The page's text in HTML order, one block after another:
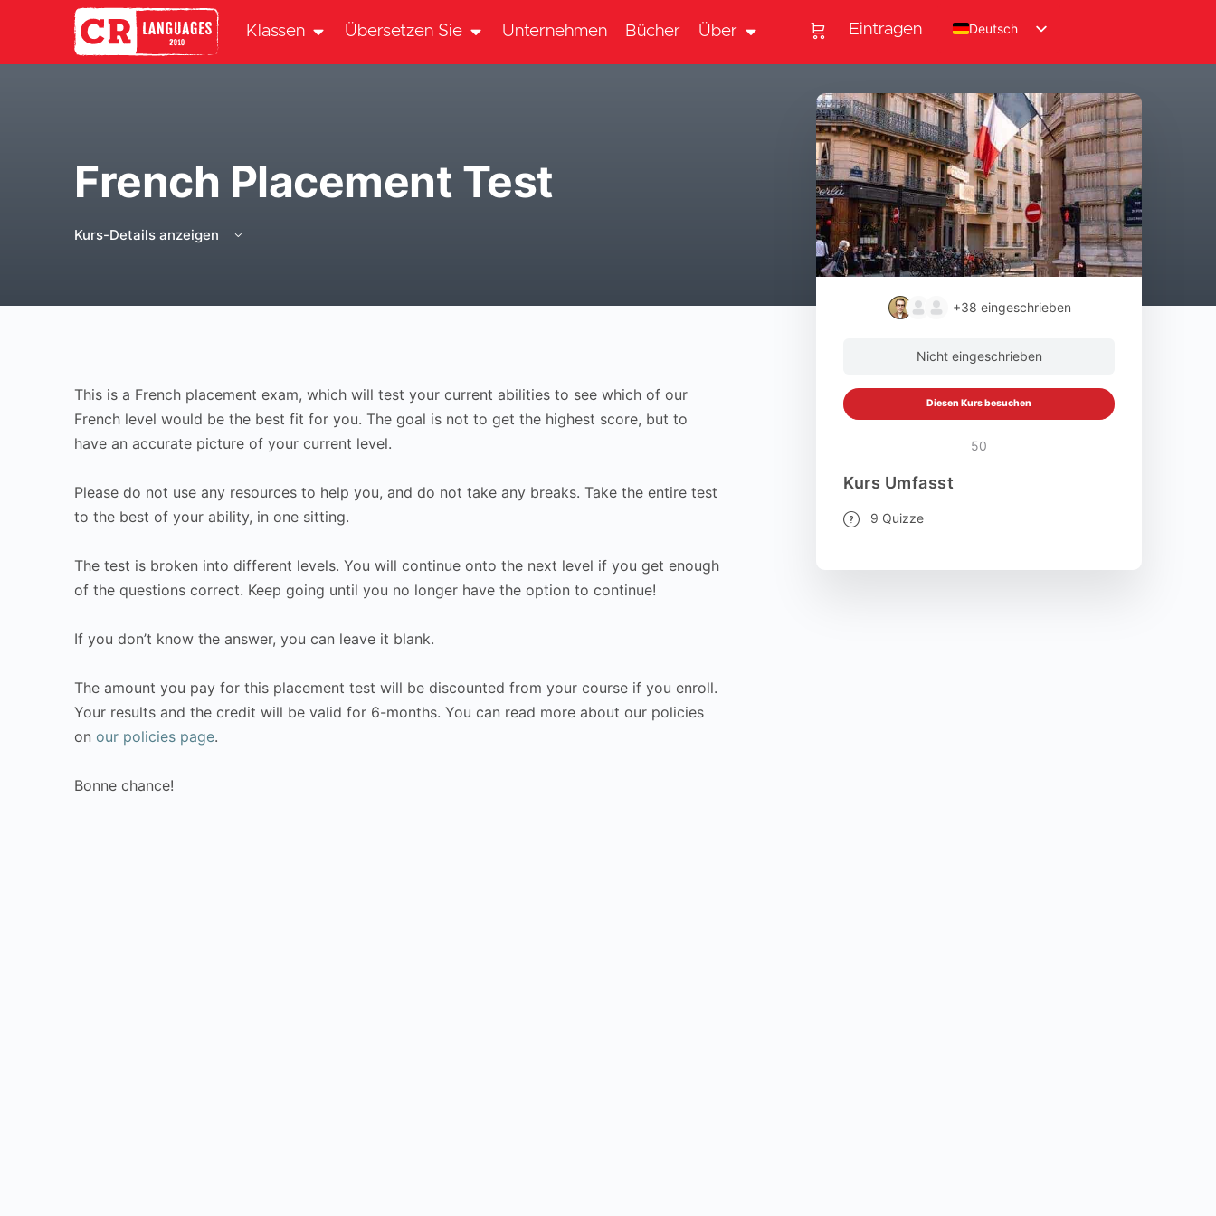
Klassen Übersetzen Sie Unternehmen Bücher Über Eintragen Deutsch
French Placement Test
Kurs-Details anzeigen
This is a French placement exam, which will test your current abilities to see which of our
French level would be the best fit for you. The goal is not to get the highest score, but to
have an accurate picture of your current level.
Please do not use any resources to help you, and do not take any breaks. Take the entire test
to the best of your ability, in one sitting.
The test is broken into different levels. You will continue onto the next level if you get enough
of the questions correct. Keep going until you no longer have the option to continue!
If you don’t know the answer, you can leave it blank.
The amount you pay for this placement test will be discounted from your course if you enroll.
Your results and the credit will be valid for 6-months. You can read more about our policies
on our policies page.
Bonne chance!
+38 eingeschrieben
Nicht eingeschrieben
Diesen Kurs besuchen
50
Kurs Umfasst
9 Quizze